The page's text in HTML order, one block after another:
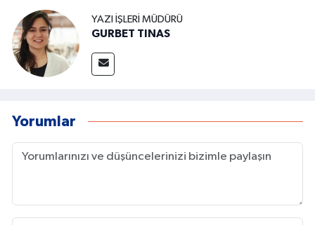
YAZI İŞLERI MÜDÜRÜ
GURBET TINAS
Yorumlar